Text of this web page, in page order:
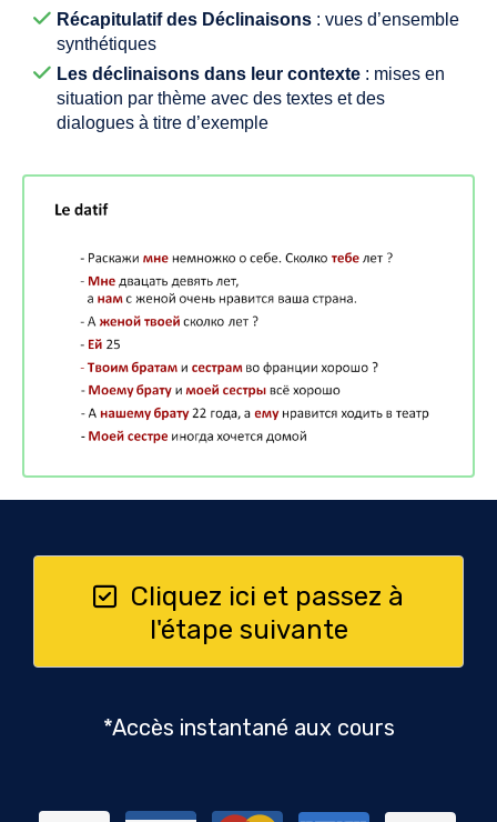
Récapitulatif des Déclinaisons : vues d’ensemble
synthétiques
Les déclinaisons dans leur contexte : mises en
situation par thème avec des textes et des
dialogues à titre d’exemple
Cliquez ici et passez à
l'étape suivante
*Accès instantané aux cours